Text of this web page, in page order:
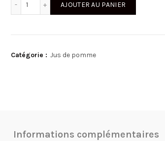
AJOUTER AU PANIER
Catégorie : Jus de pomme
Informations complémentaires